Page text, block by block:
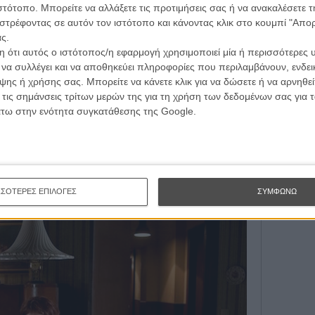
Μπορείτε να αλλάξετε τις προτιμήσεις σας ή να ανακαλέσετε
σε αυτόν τον ιστότοπο και κάνοντας κλικ στο κουμπί
αυτός ο ιστότοπος/η εφαρμογή χρησιμοποιεί μία ή περισσότερες
συλλέγει και να αποθηκεύει πληροφορίες που περιλαμβάνουν,
ή χρήσης σας. Μπορείτε να κάνετε κλικ για να δώσετε ή να
σημάνσεις τρίτων μερών της για τη χρήση των δεδομένων σας
στην ενότητα συγκατάθεσης της Google.
ΕΠΙΛΟΓΕΣ ΣΥΜΦΩΝΩ
τον καθένα από τους έξι νέους
ή καλύτερα προβληματικοί άνθρωποι και θα τους
μικρές παρεμβάσεις και αποκαλύπτοντας το
σε μια σειρά από βινιέτες που τις περισσότερες
θα χρειαζόταν.
οποία η Κατρίν Ντενέβ εγκαταλείπει τον άντρα
να είναι βγαλμένο από το «Μαξ Αγάπη μου», ή
την ημερομηνία του θανάτου του αποφασίζει να
«Ενα Αγόρι στα Ροζ».
Εγγράψου
Θέλω
ειδήσεις | νέες ταινίες | πρόγραμμα αιθουσών για όλη την Ελλάδα |
| συνεντεύξεις | απόψεις | αφιερώματα | διαγωνισμοί
ΕΓΓΡΑΦΗ